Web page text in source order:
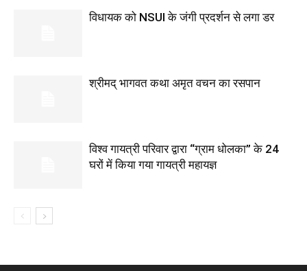
विधायक को NSUI के जंगी प्रदर्शन से लगा डर
श्रीमद् भागवत कथा अमृत वचन का रसपान
विश्व गायत्री परिवार द्वारा “ग्राम धोलका” के 24
घरों में किया गया गायत्री महायज्ञ